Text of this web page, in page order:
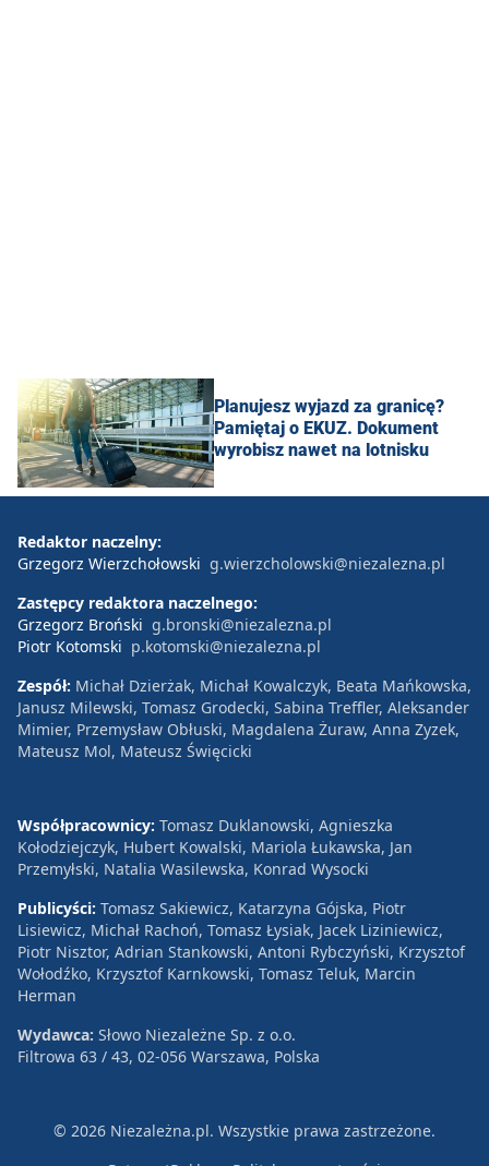
Planujesz wyjazd za granicę?
Pamiętaj o EKUZ. Dokument
wyrobisz nawet na lotnisku
Redaktor naczelny:
Grzegorz Wierzchołowski g.wierzcholowski@niezalezna.pl
Zastępcy redaktora naczelnego:
Grzegorz Broński g.bronski@niezalezna.pl
Piotr Kotomski p.kotomski@niezalezna.pl
Zespół: Michał Dzierżak, Michał Kowalczyk, Beata Mańkowska,
Janusz Milewski, Tomasz Grodecki, Sabina Treffler, Aleksander
Mimier, Przemysław Obłuski, Magdalena Żuraw, Anna Zyzek,
Mateusz Mol, Mateusz Święcicki
Współpracownicy: Tomasz Duklanowski, Agnieszka
Kołodziejczyk, Hubert Kowalski, Mariola Łukawska, Jan
Przemyłski, Natalia Wasilewska, Konrad Wysocki
Publicyści: Tomasz Sakiewicz, Katarzyna Gójska, Piotr
Lisiewicz, Michał Rachoń, Tomasz Łysiak, Jacek Liziniewicz,
Piotr Nisztor, Adrian Stankowski, Antoni Rybczyński, Krzysztof
Wołodźko, Krzysztof Karnkowski, Tomasz Teluk, Marcin
Herman
Wydawca: Słowo Niezależne Sp. z o.o.
Filtrowa 63 / 43, 02-056 Warszawa, Polska
© 2026 Niezależna.pl. Wszystkie prawa zastrzeżone.